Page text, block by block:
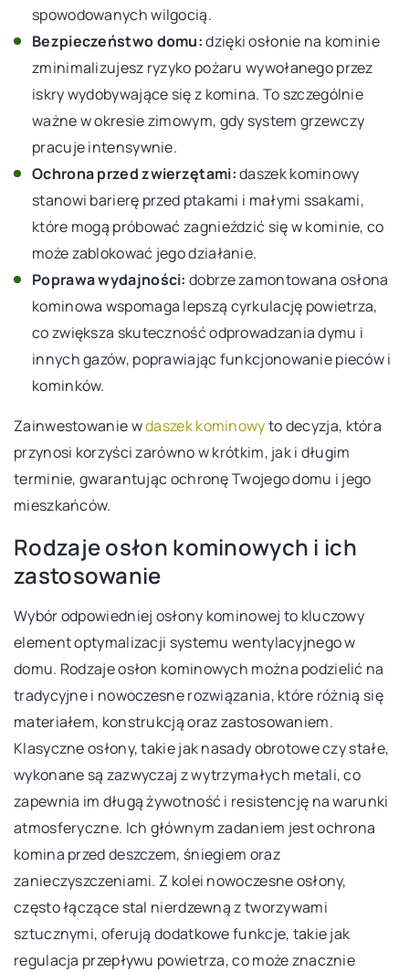
spowodowanych wilgocią.
Bezpieczeństwo domu:dzięki osłonie na kominie
zminimalizujesz ryzyko pożaru wywołanego przez
iskry wydobywające się z komina. To szczególnie
ważne w okresie zimowym, gdy system grzewczy
pracuje intensywnie.
Ochrona przed zwierzętami:daszek kominowy
stanowi barierę przed ptakami i małymi ssakami,
które mogą próbować zagnieździć się w kominie, co
może zablokować jego działanie.
Poprawa wydajności: dobrze zamontowana osłona
kominowa wspomaga lepszą cyrkulację powietrza,
co zwiększa skuteczność odprowadzania dymu i
innych gazów, poprawiając funkcjonowanie pieców i
kominków.
Zainwestowanie wdaszek kominowyto decyzja, która
przynosi korzyści zarówno w krótkim, jak i długim
terminie, gwarantując ochronę Twojego domu i jego
mieszkańców.
Rodzaje osłon kominowych i ich
zastosowanie
Wybór odpowiedniej osłony kominowej to kluczowy
element optymalizacji systemu wentylacyjnego w
domu. Rodzaje osłon kominowych można podzielić na
tradycyjne i nowoczesne rozwiązania, które różnią się
materiałem, konstrukcją oraz zastosowaniem.
Klasyczne osłony, takie jak nasady obrotowe czy stałe,
wykonane są zazwyczaj z wytrzymałych metali, co
zapewnia im długą żywotność i resistencję na warunki
atmosferyczne. Ich głównym zadaniem jest ochrona
komina przed deszczem, śniegiem oraz
zanieczyszczeniami. Z kolei nowoczesne osłony,
często łączące stal nierdzewną z tworzywami
sztucznymi, oferują dodatkowe funkcje, takie jak
regulacja przepływu powietrza, co może znacznie